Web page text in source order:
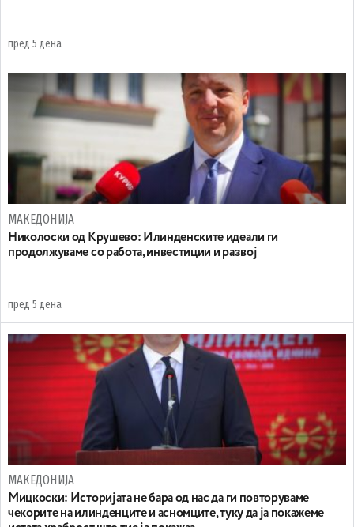
пред 5 дена
МАКЕДОНИЈА
Николоски од Крушево: Илинденските идеали ги
продолжуваме со работа, инвестиции и развој
пред 5 дена
МАКЕДОНИЈА
Мицкоски: Историјата не бара од нас да ги повторуваме
чекорите на илинденците и асномците, туку да ја покажеме